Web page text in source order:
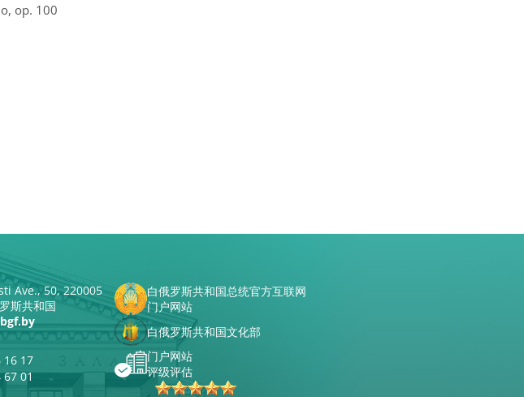
ор. 100
Ave., 50, 220005
斯共和国
16 17
67 01
白俄罗斯共和国总统官方互联网
门户网站
白俄罗斯共和国文化部
门户网站
评级评估